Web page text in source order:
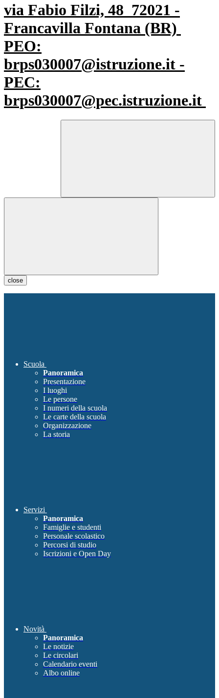
via Fabio Filzi, 48 72021 -
Francavilla Fontana (BR)
PEO:
brps030007@istruzione.it -
PEC:
brps030007@pec.istruzione.it
close
Scuola
Panoramica
Presentazione
I luoghi
Le persone
I numeri della scuola
Le carte della scuola
Organizzazione
La storia
Servizi
Panoramica
Famiglie e studenti
Personale scolastico
Percorsi di studio
Iscrizioni e Open Day
Novità
Panoramica
Le notizie
Le circolari
Calendario eventi
Albo online